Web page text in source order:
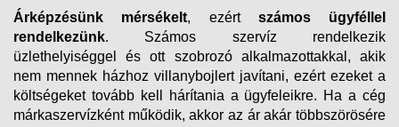
Árképzésünk mérsékelt, ezért számos ügyféllel
rendelkezünk. Számos szervíz rendelkezik
üzlethelyiséggel és ott szobrozó alkalmazottakkal, akik
nem mennek házhoz villanybojlert javítani, ezért ezeket a
költségeket tovább kell hárítania a ügyfeleikre. Ha a cég
márkaszervízként működik, akkor az ár akár többszörösére